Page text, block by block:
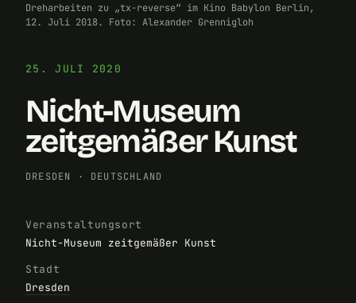
Dreharbeiten zu „tx-reverse“ im Kino Babylon Berlin,
12. Juli 2018. Foto: Alexander Grennigloh
25. JULI 2020
Nicht-Museum
zeitgemäßer Kunst
DRESDEN · DEUTSCHLAND
Veranstaltungsort
Nicht-Museum zeitgemäßer Kunst
Stadt
Dresden